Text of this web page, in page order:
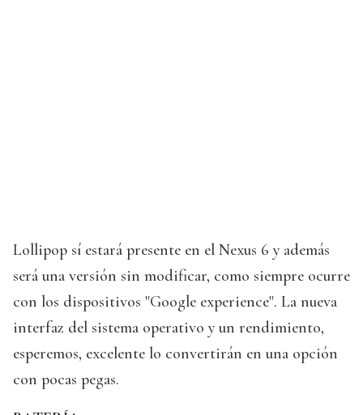
Lollipop sí estará presente en el Nexus 6 y además
será una versión sin modificar, como siempre ocurre
con los dispositivos "Google experience". La nueva
interfaz del sistema operativo y un rendimiento,
esperemos, excelente lo convertirán en una opción
con pocas pegas.